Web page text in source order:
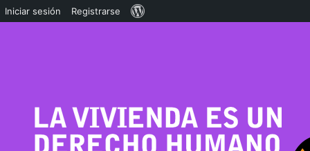
Iniciar sesión Registrarse